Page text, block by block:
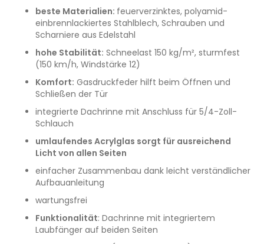
beste Materialien: feuerverzinktes, polyamid-
einbrennlackiertes Stahlblech, Schrauben und
Scharniere aus Edelstahl
hohe Stabilität: Schneelast 150 kg/m², sturmfest
(150 km/h, Windstärke 12)
Komfort: Gasdruckfeder hilft beim Öffnen und
Schließen der Tür
integrierte Dachrinne mit Anschluss für 5/4-Zoll-
Schlauch
umlaufendes Acrylglas sorgt für ausreichend
Licht von allen Seiten
einfacher Zusammenbau dank leicht verständlicher
Aufbauanleitung
wartungsfrei
Funktionalität: Dachrinne mit integriertem
Laubfänger auf beiden Seiten